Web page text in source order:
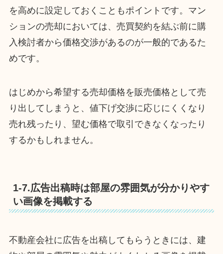
を高めに設定しておくこともポイントです。マン
ションの売却においては、売買契約を結ぶ前に購
入検討者から価格交渉があるのが一般的であるた
めです。
はじめから希望する売却価格を販売価格として売
り出してしまうと、値下げ交渉に応じにくくなり
売れ残ったり、望む価格で取引できなくなったり
するかもしれません。
1-7.広告出稿時は部屋の雰囲気が分かりやす
い画像を掲載する
不動産会社に広告を出稿してもらうときには、建